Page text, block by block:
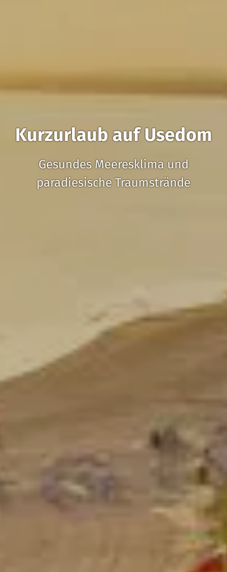
Kurzurlaub auf Usedom
Gesundes Meeresklima und
paradiesische Traumstrände